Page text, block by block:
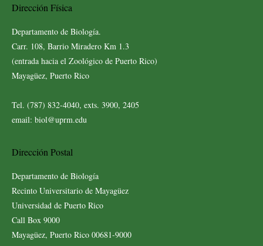
Dirección Física
Departamento de Biología.
Carr. 108, Barrio Miradero Km 1.3
(entrada hacia el Zoológico de Puerto Rico)
Mayagüez, Puerto Rico
Tel. (787) 832-4040, exts. 3900, 2405
email: biol@uprm.edu
Dirección Postal
Departamento de Biología
Recinto Universitario de Mayagüez
Universidad de Puerto Rico
Call Box 9000
Mayagüez, Puerto Rico 00681-9000